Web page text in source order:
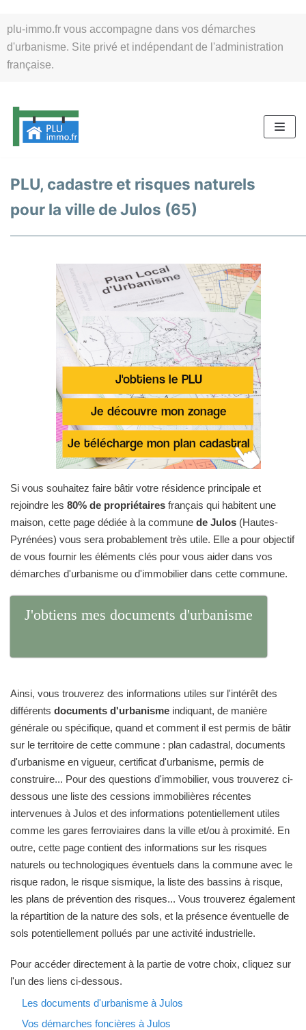
plu-immo.fr vous accompagne dans vos démarches
d'urbanisme. Site privé et indépendant de l'administration
française.
au
contenu
PLU, cadastre et risques naturels
pour la ville de Julos (65)
Si vous souhaitez faire bâtir votre résidence principale et
rejoindre les 80% de propriétaires français qui habitent une
maison, cette page dédiée à la commune de Julos (Hautes-
Pyrénées) vous sera probablement très utile. Elle a pour objectif
de vous fournir les éléments clés pour vous aider dans vos
démarches d'urbanisme ou d'immobilier dans cette commune.
J'obtiens mes documents d'urbanisme
Ainsi, vous trouverez des informations utiles sur l'intérêt des
différents documents d'urbanisme indiquant, de manière
générale ou spécifique, quand et comment il est permis de bâtir
sur le territoire de cette commune : plan cadastral, documents
d'urbanisme en vigueur, certificat d'urbanisme, permis de
construire... Pour des questions d'immobilier, vous trouverez ci-
dessous une liste des cessions immobilières récentes
intervenues à Julos et des informations potentiellement utiles
comme les gares ferroviaires dans la ville et/ou à proximité. En
outre, cette page contient des informations sur les risques
naturels ou technologiques éventuels dans la commune avec le
risque radon, le risque sismique, la liste des bassins à risque,
les plans de prévention des risques... Vous trouverez également
la répartition de la nature des sols, et la présence éventuelle de
sols potentiellement pollués par une activité industrielle.
Pour accéder directement à la partie de votre choix, cliquez sur
l'un des liens ci-dessous.
Les documents d'urbanisme à Julos
Vos démarches foncières à Julos